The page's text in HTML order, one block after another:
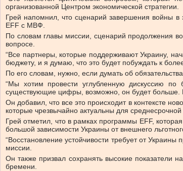
организованной Центром экономической стратегии.
Грей напомнил, что сценарий завершения войны
EFF с МВФ.
По словам главы миссии, сценарий продолжения
вопросе.
“Все партнеры, которые поддерживают Украину,
бюджету, и я думаю, что это будет побуждать к
По его словам, нужно, если думать об
“Мы хотим провести углубленную дискуссию
существующие цифры, возможно, он будет больше.
Он добавил, что все это происходит в контексте
которые чрезвычайно актуальны для
Грей отметил, что в рамках программы EFF,
большой зависимости Украины от внешнего
“Восстановление устойчивости требует от
миссии.
Он также призвал сохранять высокие показатели
бремени.